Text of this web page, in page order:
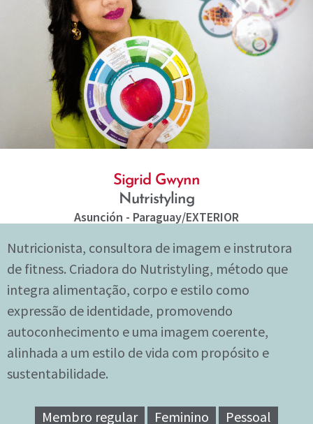
Sigrid Gwynn
Nutristyling
Asunción - Paraguay/EXTERIOR
Nutricionista, consultora de imagem e instrutora
de fitness. Criadora do Nutristyling, método que
integra alimentação, corpo e estilo como
expressão de identidade, promovendo
autoconhecimento e uma imagem coerente,
alinhada a um estilo de vida com propósito e
sustentabilidade.
Membro regular Feminino Pessoal